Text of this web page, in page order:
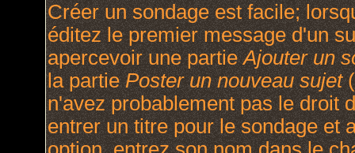
Créer un sondage est facile;
éditez le premier message d'un
apercevoir une partieAjouter un
la partiePoster un nouveau sujet
n'avez probablement pas le droit
entrer un titre pour le sondage et